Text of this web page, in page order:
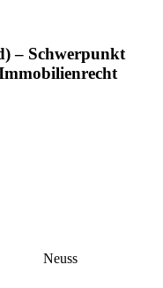
– Schwerpunkt
Neuss